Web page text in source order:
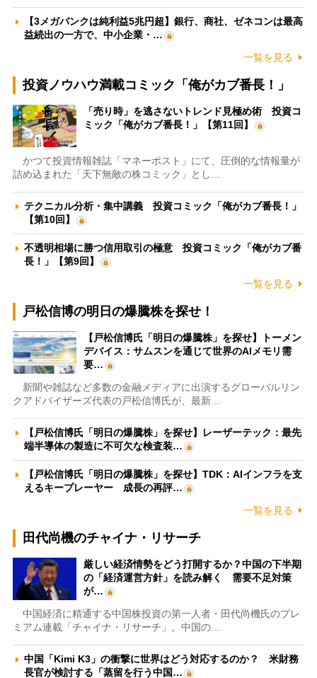
【3メガバンクは純利益5兆円超】銀行、商社、ゼネコンは最高
益続出の一方で、中小企業・…
一覧を見る
投資ノウハウ満載コミック「俺がカブ番長！」
「売り時」を逃さないトレンド見極め術 投資コ
ミック「俺がカブ番長！」【第11回】
かつて投資情報雑誌「マネーポスト」にて、圧倒的な情報量が
詰め込まれた「天下無敵の株コミック」とし…
テクニカル分析・集中講義 投資コミック「俺がカブ番長！」
【第10回】
不透明相場に勝つ信用取引の極意 投資コミック「俺がカブ番
長！」【第9回】
一覧を見る
戸松信博の明日の爆騰株を探せ！
【戸松信博氏「明日の爆騰株」を探せ】トーメン
デバイス：サムスンを通じて世界のAIメモリ需
要…
新聞や雑誌など多数の金融メディアに出演するグローバルリン
クアドバイザーズ代表の戸松信博氏が、最新…
【戸松信博氏「明日の爆騰株」を探せ】レーザーテック：最先
端半導体の製造に不可欠な検査装…
【戸松信博氏「明日の爆騰株」を探せ】TDK：AIインフラを支
えるキープレーヤー 成長の再評…
一覧を見る
田代尚機のチャイナ・リサーチ
厳しい経済情勢をどう打開するか？中国の下半期
の「経済運営方針」を読み解く 需要不足対策
が…
中国経済に精通する中国株投資の第一人者・田代尚機氏のプレ
ミアム連載「チャイナ・リサーチ」。中国の…
中国「Kimi K3」の衝撃に世界はどう対応するのか？ 米財務
長官が検討する「蒸留を行う中国…